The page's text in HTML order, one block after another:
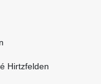
Hirtzfelden